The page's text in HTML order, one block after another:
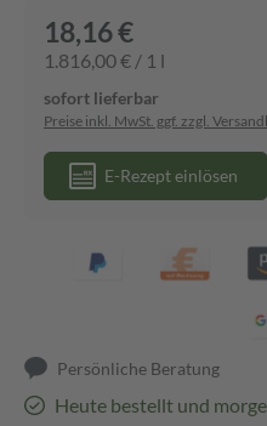
18,16 €
1.816,00 € / 1 l
sofort lieferbar
Preise inkl. MwSt. ggf. zzgl.
E-Rezept einlösen
Persönliche Beratung
Heute bestellt und